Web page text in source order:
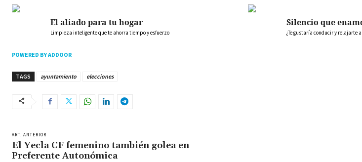
El aliado para tu hogar
Limpieza inteligente que te ahorra tiempo y esfuerzo
Silencio que
¿Te gustaría conducir y relajarte
POWERED BY ADDOOR
TAGS ayuntamiento elecciones
ART. ANTERIOR
El Yecla CF femenino también golea en
Preferente Autonómica